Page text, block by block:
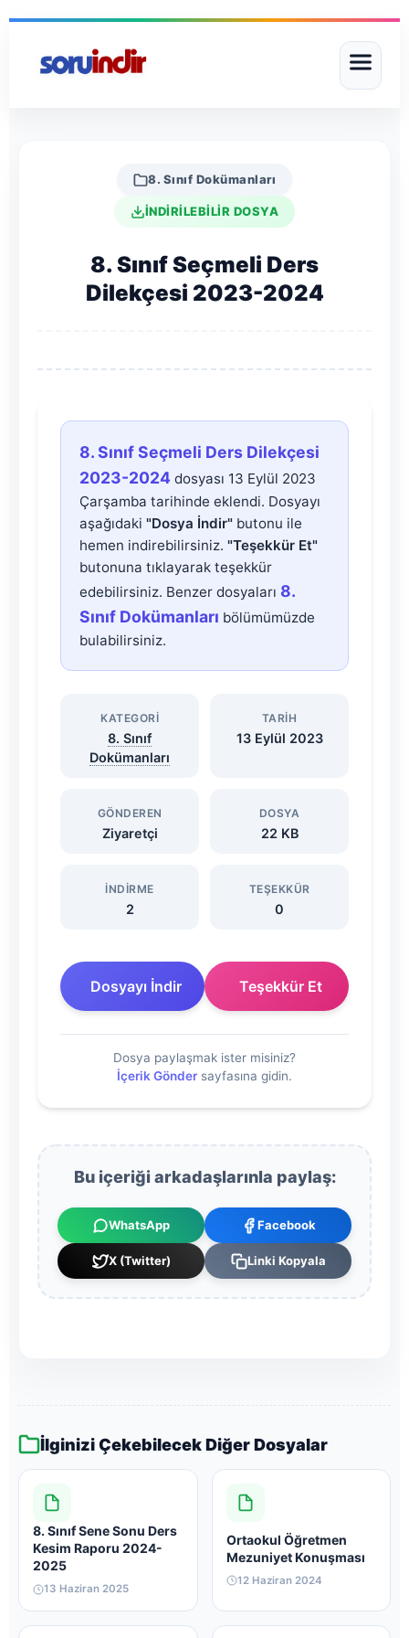
8. Sınıf Dokümanları
İNDİRİLEBİLİR DOSYA
8. Sınıf Seçmeli Ders
Dilekçesi 2023-2024
8.
Sınıf
Seçmeli
Ders
Dilekçesi
2023-
2024
Dosyasını
İndir
8. Sınıf Seçmeli Ders Dilekçesi
2023-2024 dosyası 13 Eylül 2023
Çarşamba tarihinde eklendi. Dosyayı
aşağıdaki "Dosya İndir" butonu ile
hemen indirebilirsiniz. "Teşekkür Et"
butonuna tıklayarak teşekkür
edebilirsiniz. Benzer dosyaları 8.
Sınıf Dokümanları bölümümüzde
bulabilirsiniz.
KATEGORI
8. Sınıf
Dokümanları
TARIH
13 Eylül 2023
GÖNDEREN
Ziyaretçi
DOSYA
22 KB
İNDIRME
2
TEŞEKKÜR
0
Dosyayı İndir Teşekkür Et
Dosya paylaşmak ister misiniz?
İçerik Gönder sayfasına gidin.
Bu içeriği arkadaşlarınla paylaş:
WhatsApp Facebook
X (Twitter) Linki Kopyala
İlginizi Çekebilecek Diğer Dosyalar
8. Sınıf Sene Sonu Ders
Kesim Raporu 2024-
2025
13 Haziran 2025
Ortaokul Öğretmen
Mezuniyet Konuşması
12 Haziran 2024